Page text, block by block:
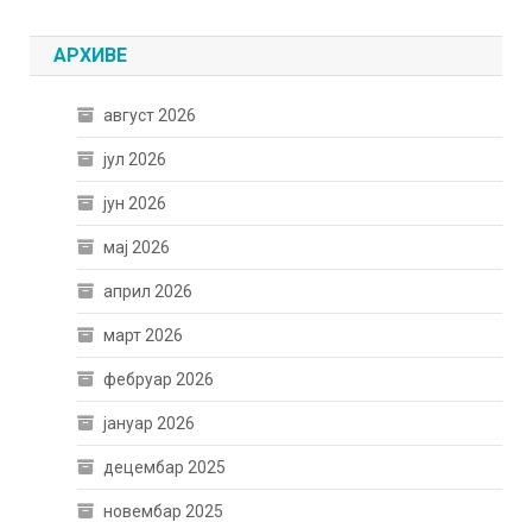
АРХИВЕ
август 2026
јул 2026
јун 2026
мај 2026
април 2026
март 2026
фебруар 2026
јануар 2026
децембар 2025
новембар 2025